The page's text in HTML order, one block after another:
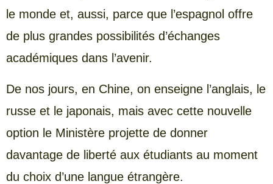
le monde et, aussi, parce que l’espagnol offre
de plus grandes possibilités d’échanges
académiques dans l’avenir.
De nos jours, en Chine, on enseigne l’anglais, le
russe et le japonais, mais avec cette nouvelle
option le Ministère projette de donner
davantage de liberté aux étudiants au moment
du choix d’une langue étrangère.